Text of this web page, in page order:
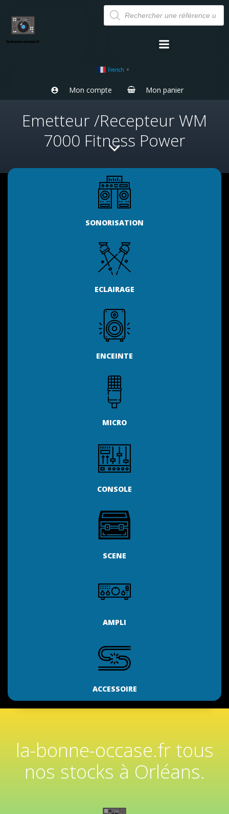
Aller
au
contenu
Recherche
de
produits
French ▼
Mon compte Mon panier
Emetteur /Recepteur WM
7000 Fitness Power
SONORISATION
ECLAIRAGE
ENCEINTE
MICRO
CONSOLE
SCENE
AMPLI
ACCESSOIRE
la-bonne-occase.fr tous
nos stocks à Orléans.